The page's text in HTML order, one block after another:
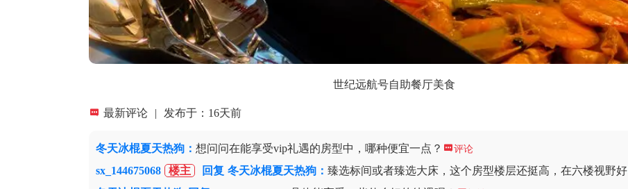
世纪远航号自助餐厅美食
 最新评论 | 发布于：16天前
冬天冰棍夏天热狗 ：想问问在能享受vip礼遇的房型中，哪种便宜一点？ 评论
sx_144675068 楼主 回复 冬天冰棍夏天热狗：臻选标间或者臻选大床，这个房型楼层还挺高，在六楼视野好